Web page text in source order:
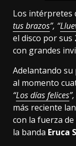
Los intérpretes
tus brazos”, “
el disco por sus
con grandes
Adelantando
al momento
“Los días felices
más reciente
con la fuerza de
la banda Eruca